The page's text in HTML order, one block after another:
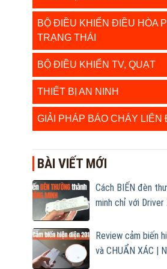
BỘ ĐIỀU KHIỂN ĐIỀU HÒA
TRẠNG THÁI
BỘ ĐIỀU KHIỂN TV, QUẠT
THIẾT BỊ AN NINH
GIẢI PHÁP BÁO CHÁY LIÊN
BÀI VIẾT MỚI
Cách BIẾN đèn
minh chỉ với
Review cảm biến
và CHUẨN XÁC |